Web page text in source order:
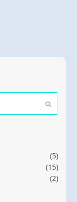
Envoyer
(5)
(15)
(2)